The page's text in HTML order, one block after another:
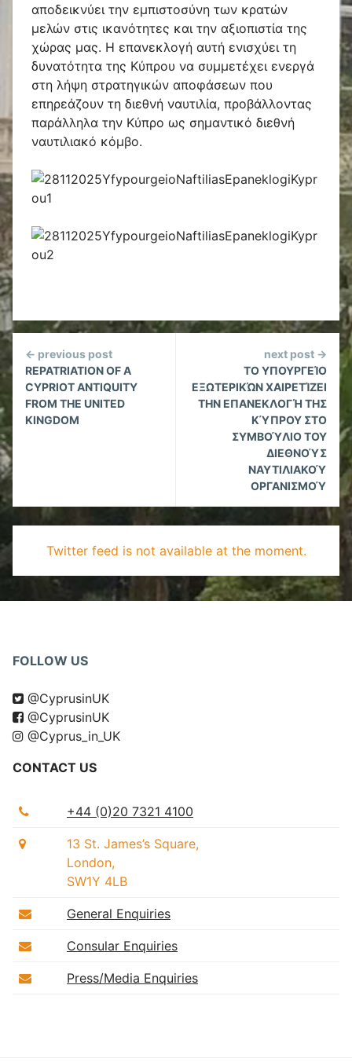
αποδεικνύει την εμπιστοσύνη των κρατών
μελών στις ικανότητες και την αξιοπιστία της
χώρας μας. Η επανεκλογή αυτή ενισχύει τη
δυνατότητα της Κύπρου να συμμετέχει ενεργά
στη λήψη στρατηγικών αποφάσεων που
επηρεάζουν τη διεθνή ναυτιλία, προβάλλοντας
παράλληλα την Κύπρο ως σημαντικό διεθνή
ναυτιλιακό κόμβο.
Continue
Reading
← previous post
REPATRIATION OF A
CYPRIOT ANTIQUITY
FROM THE UNITED
KINGDOM
next post →
ΤΟ ΥΠΟΥΡΓΕΊΟ
ΕΞΩΤΕΡΙΚΏΝ ΧΑΙΡΕΤΊΖΕΙ
ΤΗΝ ΕΠΑΝΕΚΛΟΓΉ ΤΗΣ
ΚΎΠΡΟΥ ΣΤΟ
ΣΥΜΒΟΎΛΙΟ ΤΟΥ
ΔΙΕΘΝΟΎΣ
ΝΑΥΤΙΛΙΑΚΟΎ
ΟΡΓΑΝΙΣΜΟΎ
Twitter feed is not available at the moment.
FOLLOW US
@CyprusinUK
@CyprusinUK
@Cyprus_in_UK
CONTACT US
+44 (0)20 7321 4100
13 St. James’s Square,
London,
SW1Y 4LB
General Enquiries
Consular Enquiries
Press/Media Enquiries